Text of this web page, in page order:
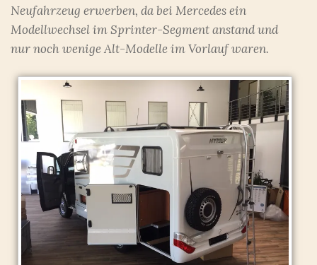
Neufahrzeug erwerben, da bei Mercedes ein
Modellwechsel im Sprinter-Segment anstand und
nur noch wenige Alt-Modelle im Vorlauf waren.